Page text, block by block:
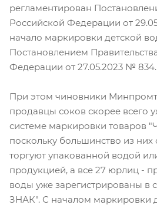
регламентирован
Российской Федерации от
начало маркировки детской
Постановлением
Федерации от 27.05.2023 № 834.
При этом чиновники
продавцы соков скорее всего
системе маркировки товаров
поскольку большинство из
торгуют упакованной водой
продукцией, а все 27 юрлиц -
воды уже зарегистрированы в
ЗНАК". С началом маркировки